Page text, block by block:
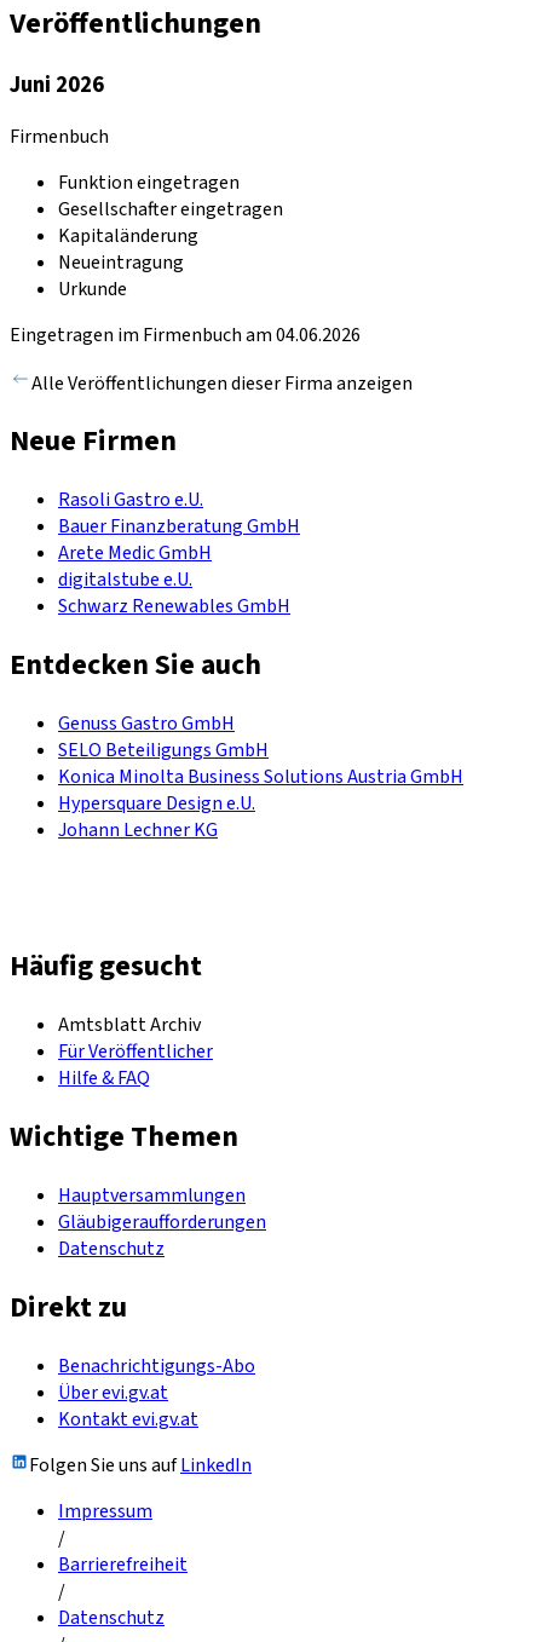
Veröffentlichungen
Juni 2026
Firmenbuch
Funktion eingetragen
Gesellschafter eingetragen
Kapitaländerung
Neueintragung
Urkunde
Eingetragen im Firmenbuch am 04.06.2026
Alle Veröffentlichungen dieser Firma anzeigen
Neue Firmen
Rasoli Gastro e.U.
Bauer Finanzberatung GmbH
Arete Medic GmbH
digitalstube e.U.
Schwarz Renewables GmbH
Entdecken Sie auch
Genuss Gastro GmbH
SELO Beteiligungs GmbH
Konica Minolta Business Solutions Austria GmbH
Hypersquare Design e.U.
Johann Lechner KG
Häufig gesucht
Amtsblatt Archiv
Für Veröffentlicher
Hilfe & FAQ
Wichtige Themen
Hauptversammlungen
Gläubigeraufforderungen
Datenschutz
Direkt zu
Benachrichtigungs-Abo
Über evi.gv.at
Kontakt evi.gv.at
Folgen Sie uns aufLinkedIn
Impressum
/
Barrierefreiheit
/
Datenschutz